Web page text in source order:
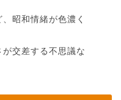
昭和情緒が色濃く
交差する不思議な